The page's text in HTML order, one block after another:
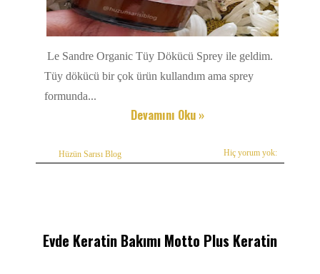
Le Sandre Organic Tüy Dökücü Sprey ile geldim.
Tüy dökücü bir çok ürün kullandım ama sprey
formunda...
Devamını Oku »
Hüzün Sarısı Blog Hiç yorum yok:
Evde Keratin Bakımı Motto Plus Keratin